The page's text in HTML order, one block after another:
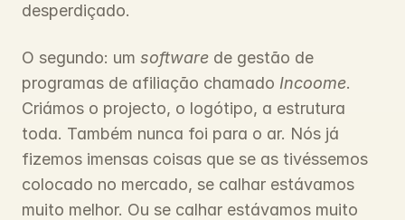
desperdiçado.
O segundo: um software de gestão de
programas de afiliação chamado Incoome.
Criámos o projecto, o logótipo, a estrutura
toda. Também nunca foi para o ar. Nós já
fizemos imensas coisas que se as tivéssemos
colocado no mercado, se calhar estávamos
muito melhor. Ou se calhar estávamos muito